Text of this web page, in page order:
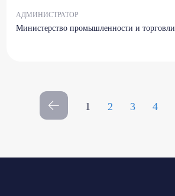
АДМИНИСТРАТОР
Министерство промышленности и торговли
1 2 3 4